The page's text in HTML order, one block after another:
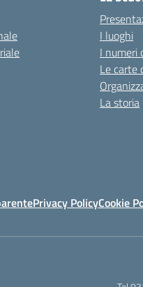
I luoghi
I numeri
Le carte
La storia
Privacy PolicyCookie